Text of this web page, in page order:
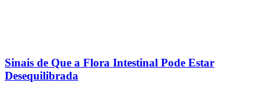
Sinais de Que a Flora Intestinal Pode Estar
Desequilibrada